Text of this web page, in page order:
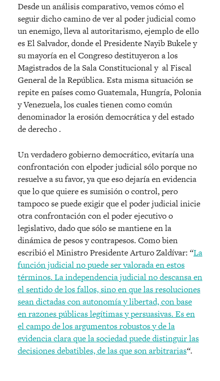
Desde un análisis comparativo, vemos cómo el
seguir dicho camino de ver al poder judicial como
un enemigo, lleva al autoritarismo, ejemplo de ello
es El Salvador, donde el Presidente Nayib Bukele y
su mayoría en el Congreso destituyeron a los
Magistrados de la Sala Constitucional y al Fiscal
General de la República. Esta misma situación se
repite en países como Guatemala, Hungría, Polonia
y Venezuela, los cuales tienen como común
denominador la erosión democrática y del estado
de derecho .
Un verdadero gobierno democrático, evitaría una
confrontación con elpoder judicial sólo porque no
resuelve a su favor, ya que eso dejaría en evidencia
que lo que quiere es sumisión o control, pero
tampoco se puede exigir que el poder judicial inicie
otra confrontación con el poder ejecutivo o
legislativo, dado que sólo se mantiene en la
dinámica de pesos y contrapesos. Como bien
escribió el Ministro Presidente Arturo Zaldívar: “La
función judicial no puede ser valorada en estos
términos. La independencia judicial no descansa en
el sentido de los fallos, sino en que las resoluciones
sean dictadas con autonomía y libertad, con base
en razones públicas legítimas y persuasivas. Es en
el campo de los argumentos robustos y de la
evidencia clara que la sociedad puede distinguir las
decisiones debatibles, de las que son arbitrarias“.